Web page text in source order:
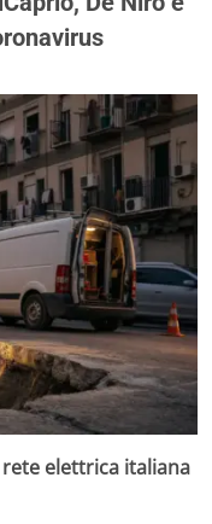
elettrica italiana